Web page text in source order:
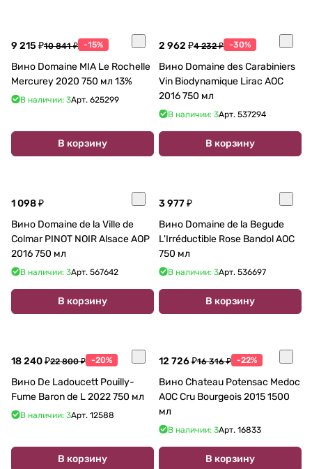
9 215 ₽10 841 ₽ -15%
Вино Domaine MIA Le Rochelle
Mercurey 2020 750 мл 13%
В наличии: 3Арт. 625299
В корзину
2 962 ₽4 232 ₽ -30%
Вино Domaine des Carabiniers
Vin Biodynamique Lirac AOC
2016 750 мл
В наличии: 3Арт. 537294
В корзину
1 098 ₽
Вино Domaine de la Ville de
Colmar PINOT NOIR Alsace AOP
2016 750 мл
В наличии: 3Арт. 567642
В корзину
3 977 ₽
Вино Domaine de la Begude
L'Irréductible Rose Bandol AOC
750 мл
В наличии: 3Арт. 536697
В корзину
18 240 ₽22 800 ₽ -20%
Вино De Ladoucett Pouilly-
Fume Baron de L 2022 750 мл
В наличии: 3Арт. 12588
В корзину
12 726 ₽16 316 ₽ -22%
Вино Chateau Potensac Medoc
AOC Cru Bourgeois 2015 1500
мл
В наличии: 3Арт. 16833
В корзину